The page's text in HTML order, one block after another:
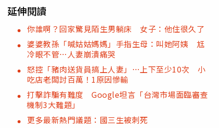
延伸閱讀
你誰啊？回家驚見陌生男躺床 女子：他住很久了
婆婆教孫「喊姑姑媽媽」手指生母：叫她阿姨 尪
冷眼不管…人妻崩潰痛哭
怒控「豬肉送貨員搞上人妻」…上下至少10次 小
吃店老闆討百萬！1原因慘輸
打擊詐騙有難度 Google坦言「台灣市場面臨審查
機制3大難題」
更多最新熱門議題：國三生被刺死